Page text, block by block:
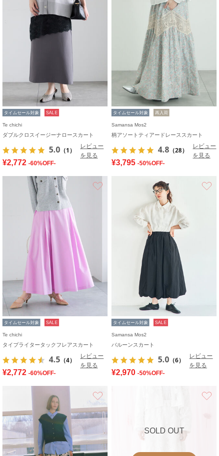
タイムセール対象 SALE
Te chichi
ダブルクロスイージーナロースカート
5.0 （1）
レビュー
を見る
¥2,772 -60%OFF-
タイムセール対象 再入荷
Samansa Mos2
柄アソートティアードレーススカート
4.8 （28）
レビュー
を見る
¥3,795 -50%OFF-
タイムセール対象 SALE
Te chichi
タイプライタータックフレアスカート
4.5 （4）
レビュー
を見る
¥2,772 -60%OFF-
タイムセール対象 SALE
Samansa Mos2
バルーンスカート
5.0 （6）
レビュー
を見る
¥2,970 -50%OFF-
SOLD OUT